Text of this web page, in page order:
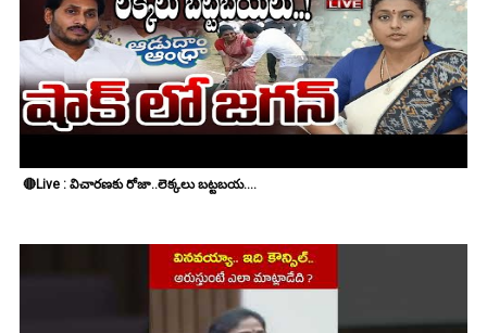
🔴Live : విచారణకు రోజా..లెక్కలు బట్టబయ....